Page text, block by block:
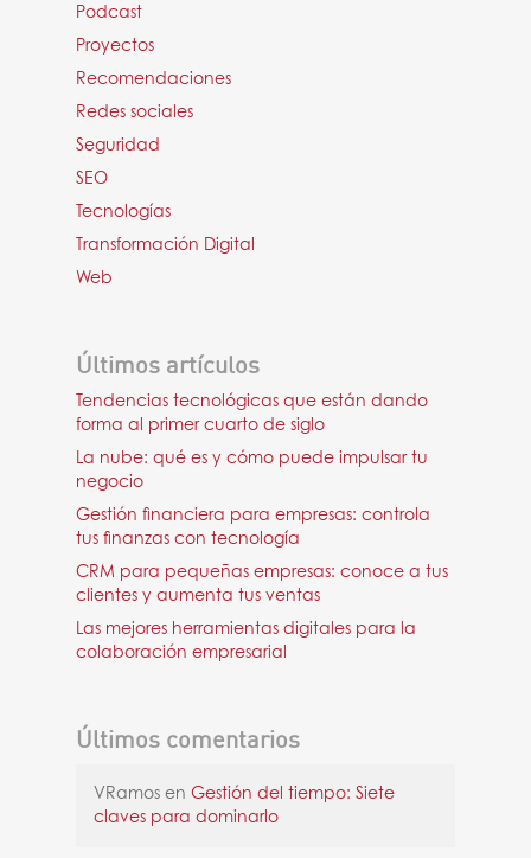
Podcast
Proyectos
Recomendaciones
Redes sociales
Seguridad
SEO
Tecnologías
Transformación Digital
Web
Últimos artículos
Tendencias tecnológicas que están dando
forma al primer cuarto de siglo
La nube: qué es y cómo puede impulsar tu
negocio
Gestión financiera para empresas: controla
tus finanzas con tecnología
CRM para pequeñas empresas: conoce a tus
clientes y aumenta tus ventas
Las mejores herramientas digitales para la
colaboración empresarial
Últimos comentarios
VRamos en Gestión del tiempo: Siete
claves para dominarlo